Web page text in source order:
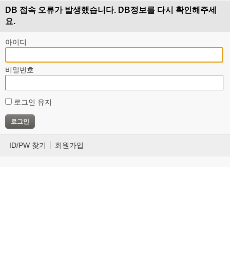
DB 접속 오류가 발생했습니다. DB정보를 다시 확인해주세
요.
아이디
비밀번호
로그인 유지
ID/PW 찾기 회원가입